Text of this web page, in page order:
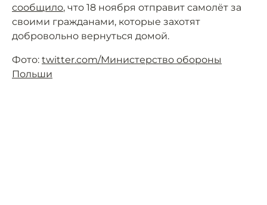
сообщило, что 18 ноября отправит самолёт за
своими гражданами, которые захотят
добровольно вернуться домой.
Фото: twitter.com/Министерство обороны
Польши